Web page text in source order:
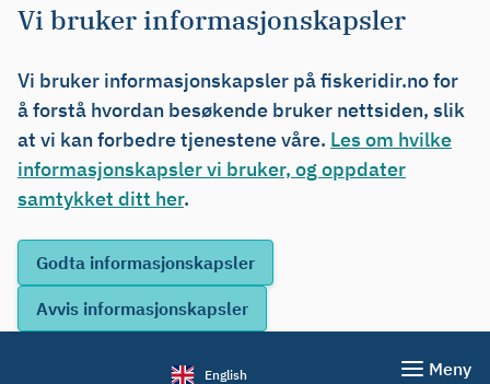
Vi bruker informasjonskapsler
Vi bruker informasjonskapsler på fiskeridir.no for
å forstå hvordan besøkende bruker nettsiden, slik
at vi kan forbedre tjenestene våre. Les om hvilke
informasjonskapsler vi bruker, og oppdater
samtykket ditt her.
English Meny